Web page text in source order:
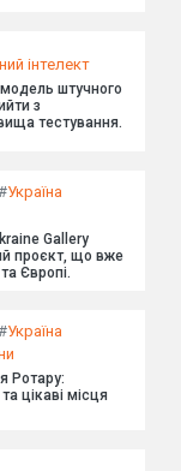
інтелект
штучного
з
тестування.
Україна
Gallery
проєкт, що вже
Європі.
Україна
Ротару:
цікаві місця